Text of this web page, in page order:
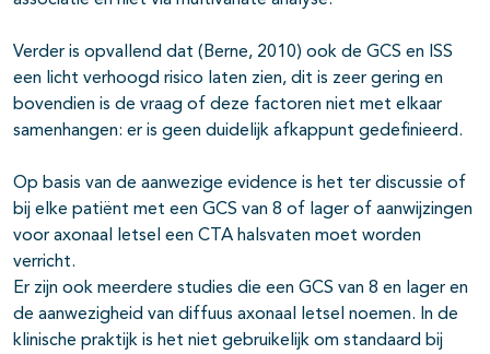
Verder is opvallend dat (Berne, 2010) ook de GCS en ISS
een licht verhoogd risico laten zien, dit is zeer gering en
bovendien is de vraag of deze factoren niet met elkaar
samenhangen: er is geen duidelijk afkappunt gedefinieerd.
Op basis van de aanwezige evidence is het ter discussie of
bij elke patiënt met een GCS van 8 of lager of aanwijzingen
voor axonaal letsel een CTA halsvaten moet worden
verricht.
Er zijn ook meerdere studies die een GCS van 8 en lager en
de aanwezigheid van diffuus axonaal letsel noemen. In de
klinische praktijk is het niet gebruikelijk om standaard bij